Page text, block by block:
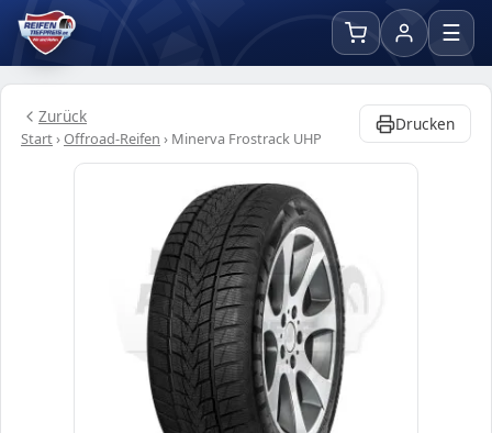
☰
Zurück
Start›Offroad-Reifen › Minerva Frostrack UHP
Drucken